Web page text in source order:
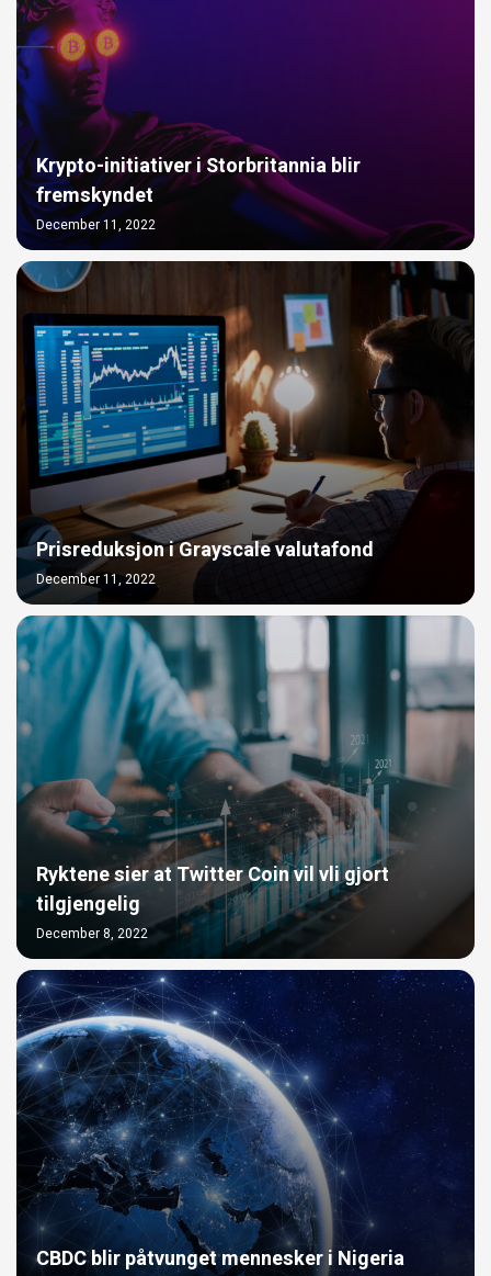
Krypto-initiativer i Storbritannia blir
fremskyndet
December 11, 2022
Prisreduksjon i Grayscale valutafond
December 11, 2022
Ryktene sier at Twitter Coin vil vli gjort
tilgjengelig
December 8, 2022
CBDC blir påtvunget mennesker i Nigeria